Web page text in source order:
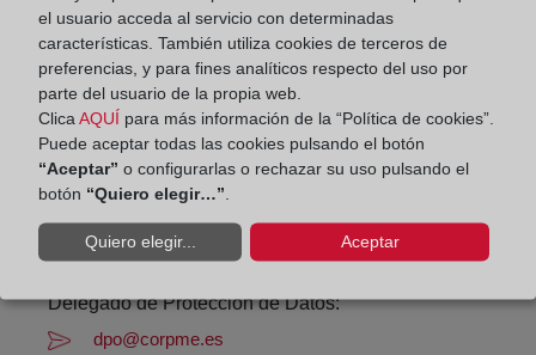
Los días 24 y 31 de diciembre de 09:00 a 14:00
horas
Datos de contacto:
(96) 572 62 94
dolores@registrodelapropiedad.org
Datos del Registrador:
Pedro Fandos Pons
Delegado de Protección de Datos:
dpo@corpme.es
el usuario acceda al servicio con determinadas
características. También utiliza cookies de terceros de
preferencias, y para fines analíticos respecto del uso por
parte del usuario de la propia web.
Clica AQUÍ para más información de la “Política de cookies”.
Puede aceptar todas las cookies pulsando el botón
“Aceptar” o configurarlas o rechazar su uso pulsando el
botón “Quiero elegir…”
Quiero elegir... Aceptar